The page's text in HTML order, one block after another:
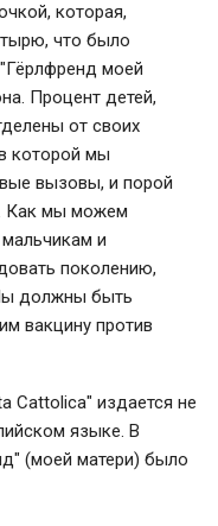
которая,
что было
моей
Процент детей,
от своих
которой мы
вызовы, и порой
Как мы можем
и
поколению,
должны быть
вакцину против
Cattolica" издается не
языке. В
(моей матери) было